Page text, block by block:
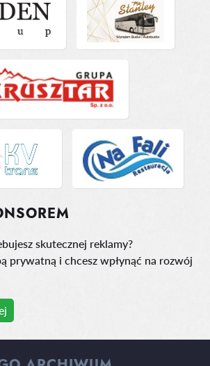
skutecznej reklamy?
prywatną i chcesz wpłynąć na rozwój